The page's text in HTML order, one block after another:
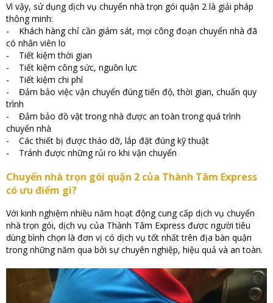
Vì vậy, sử dụng dịch vụ chuyển nhà trọn gói quận 2 là giải pháp
thông minh:
- Khách hàng chỉ cần giám sát, mọi công đoạn chuyển nhà đã
có nhân viên lo
- Tiết kiệm thời gian
- Tiết kiệm công sức, nguồn lực
- Tiết kiệm chi phí
- Đảm bảo việc vận chuyển đúng tiến độ, thời gian, chuẩn quy
trình
- Đảm bảo đồ vật trong nhà được an toàn trong quá trình
chuyển nhà
- Các thiết bị được tháo dỡ, lắp đặt đúng kỹ thuật
- Tránh được những rủi ro khi vận chuyển
Chuyển nhà trọn gói quận 2 của Thành Tâm Express
có ưu điểm gì?
Với kinh nghiệm nhiều năm hoạt động cung cấp dịch vụ chuyển
nhà trọn gói, dịch vụ của Thành Tâm Express được người tiêu
dùng bình chọn là đơn vị có dịch vụ tốt nhất trên địa bàn quận
trong những năm qua bởi sự chuyên nghiệp, hiệu quả và an toàn.